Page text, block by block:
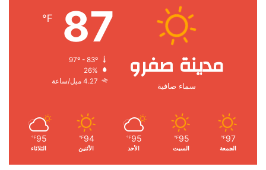
مدينة صفرو
سماء صافية
87
℉
26%
4.27 ميل/ساعة
97
℉
الجمعة
95
℉
السبت
95
℉
الأحد
94
℉
الأثنين
95
℉
الثلاثاء